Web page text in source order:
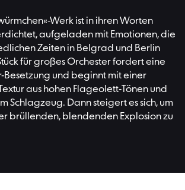
Werk ist in ihren Worten
aufgeladen mit Emotionen, die
Zeiten in Belgrad und Berlin
für großes Orchester fordert eine
Besetzung und beginnt mit einer
aus hohen Flageolett-Tönen und
Schlagzeug. Dann steigert es sich, um
brüllenden, blendenden Explosion zu